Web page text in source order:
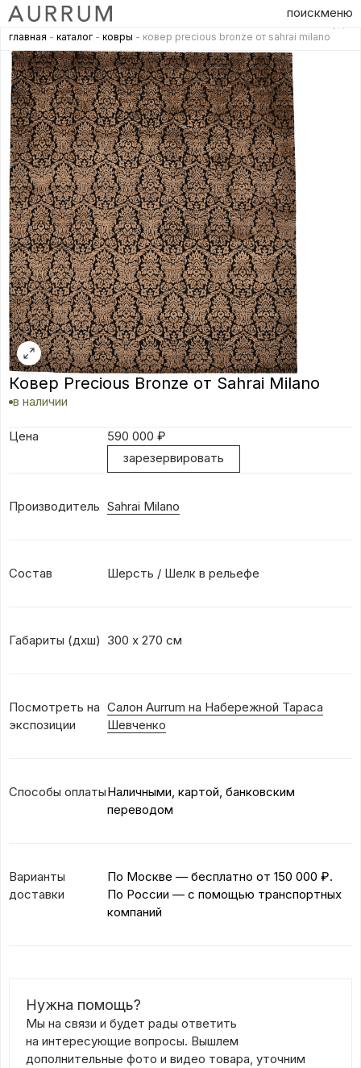
поискменю
главная - каталог - ковры - ковер precious bronze от sahrai milano
Ковер Precious Bronze от Sahrai Milano
в наличии
Цена 590 000 ₽
зарезервировать
Производитель Sahrai Milano
Состав Шерсть / Шелк в рельефе
Габариты (дхш) 300 х 270 см
Посмотреть на
экспозиции
Салон Aurrum на Набережной Тараса
Шевченко
Способы оплатыНаличными, картой, банковским
переводом
Варианты
доставки
По Москве — бесплатно от 150 000 ₽.
По России — с помощью транспортных
компаний
Нужна помощь?
Мы на связи и будет рады ответить
на интересующие вопросы. Вышлем
дополнительные фото и видео товара, уточним